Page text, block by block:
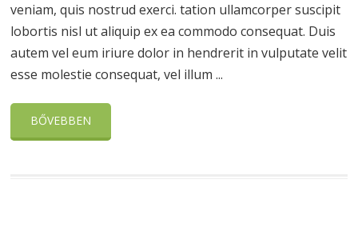
veniam, quis nostrud exerci. tation ullamcorper suscipit
lobortis nisl ut aliquip ex ea commodo consequat. Duis
autem vel eum iriure dolor in hendrerit in vulputate velit
esse molestie consequat, vel illum ...
BŐVEBBEN